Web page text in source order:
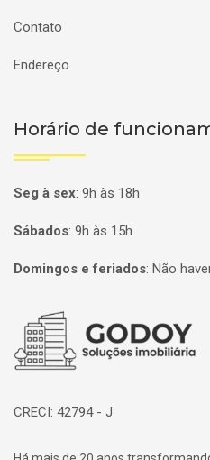
Contato
Endereço
Horário de
Seg à sex: 9h às 18h
Sábados: 9h às 15h
Domingos e feriados: Não
Página inicial
CRECI: 42794 - J